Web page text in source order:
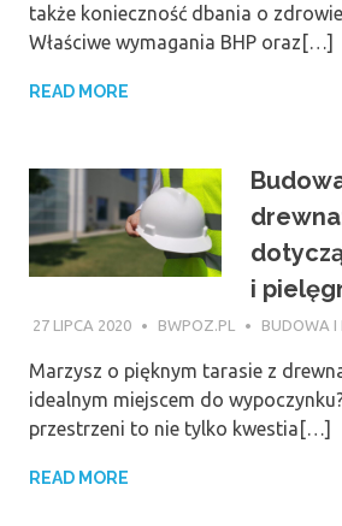
także konieczność dbania o
Właściwe wymagania BHP oraz[…]
READ MORE
i
27 LIPCA 2020 BWPOZ.PL BUDOWA I
Marzysz o pięknym tarasie z
idealnym miejscem do
przestrzeni to nie tylko kwestia[…]
READ MORE